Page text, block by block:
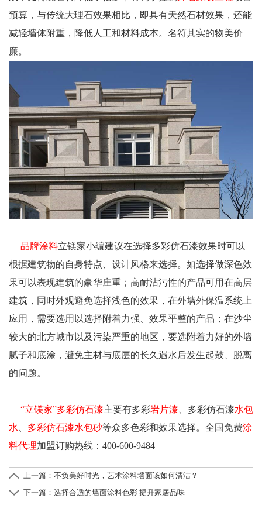
预算，与传统大理石效果相比，即具有天然石材效果，还能
减轻墙体附重，降低人工和材料成本。名符其实的物美价
廉。
品牌涂料立镁家小编建议在选择多彩仿石漆效果时可以
根据建筑物的自身特点、设计风格来选择。如选择做深色效
果可以表现建筑的豪华庄重；高耐沾污性的产品可用在高层
建筑，同时外观避免选择浅色的效果，在外墙外保温系统上
应用，需要选用以选择附着力强、效果平整的产品；在沙尘
较大的北方城市以及污染严重的地区，要选附着力好的外墙
腻子和底涂，避免主材与底层的长久遇水后发生起鼓、脱离
的问题。
“立镁家”多彩仿石漆主要有多彩岩片漆 、多彩仿石漆水包
水
多彩仿石漆水包砂等众多色彩和效果选择。全国免费涂
料代理加盟订购热线：400-600-9484
上一篇： 不负美好时光，艺术涂料墙面该如何清洁？
下一篇： 选择合适的墙面涂料色彩 提升家居品味